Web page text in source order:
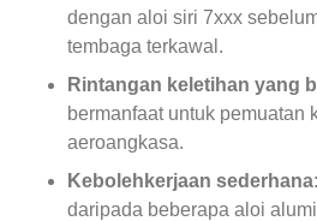
dengan aloi siri 7xxx
tembaga terkawal.
Rintangan keletihan yang
bermanfaat untuk pemuatan
aeroangkasa.
Kebolehkerjaan sederhana
daripada beberapa aloi